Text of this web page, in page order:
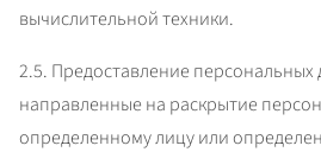
вычислительной техники.
2.5. Предоставление
направленные на раскрытие
определенному лицу или